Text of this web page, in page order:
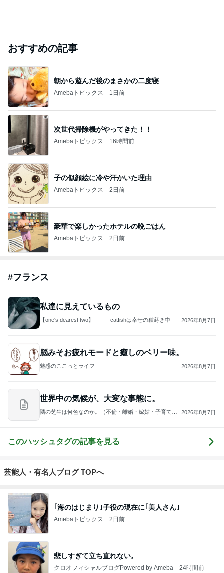
おすすめの記事
朝から遊んだ後のまさかの二度寝
Amebaトピックス 1日前
次世代掃除機がやってきた！！
Amebaトピックス 16時間前
子の似顔絵に冷や汗かいた理由
Amebaトピックス 2日前
豪華で楽しかったホテルの晩ごはん
Amebaトピックス 2日前
#フランス
私達に見えているもの
【one's dearest two】 catfishは幸せの種蒔き中 2026年8月7日
脳みそお疲れモードと癒しのベリー味。
魅惑のここっとライフ 2026年8月7日
世界中の気候が、大変な事態に。
隣の芝生は何色なのか。（不倫・離婚・嫁姑・子育て、
2026年8月7日
このハッシュタグの記事を見る
芸能人・有名人ブログ TOPへ
｢海のはじまり｣子役の現在に｢美人さん｣
Amebaトピックス 2日前
悲しすぎて立ち直れない。
クロオフィシャルブログPowered by Ameba 24時間前